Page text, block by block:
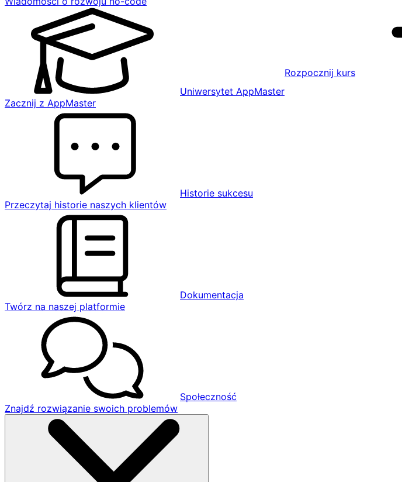
Uniwersytet AppMaster
Zacznij z AppMaster
Historie sukcesu
Przeczytaj historie naszych klientów
Dokumentacja
Twórz na naszej platformie
Społeczność
Znajdź rozwiązanie swoich problemów
Rozpocznij kurs